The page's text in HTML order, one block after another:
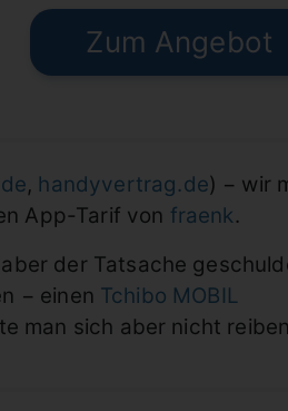
Zum Angebot
, handyvertrag.de) − wir
App-Tarif von fraenk.
der Tatsache
− einen Tchibo MOBIL
man sich aber nicht